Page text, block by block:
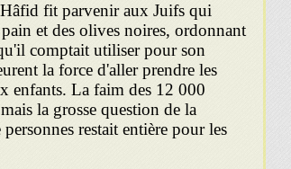
fit parvenir aux Juifs qui
et des olives noires, ordonnant
comptait utiliser pour son
la force d'aller prendre les
enfants. La faim des 12 000
la grosse question de la
restait entière pour les